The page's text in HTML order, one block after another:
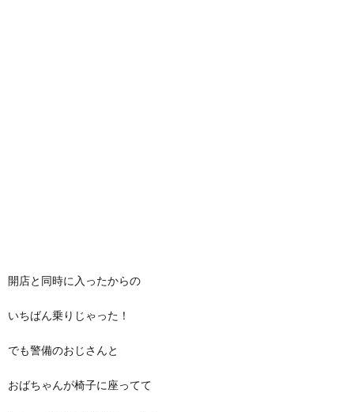
開店と同時に入ったからの
いちばん乗りじゃった！
でも警備のおじさんと
おばちゃんが椅子に座ってて